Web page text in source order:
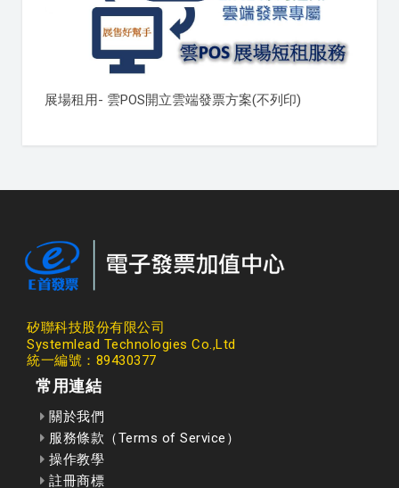
展場租用- 雲POS開立雲端發票方案(不列印)
矽聯科技股份有限公司
Systemlead Technologies Co.,Ltd
統一編號：89430377
常用連結
關於我們
服務條款（Terms of Service）
操作教學
註冊商標